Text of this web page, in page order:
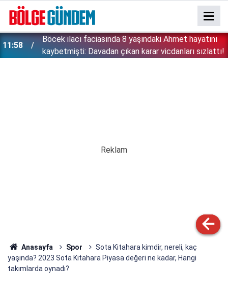
11:58
Böcek ilacı faciasında 8 yaşındaki Ahmet hayatını
kaybetmişti: Davadan çıkan karar vicdanları sızlattı!
Anasayfa Spor
Sota Kitahara kimdir, nereli, kaç
yaşında? 2023 Sota Kitahara Piyasa değeri ne kadar, Hangi
takımlarda oynadı?